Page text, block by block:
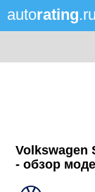
autorating.ru
Volkswagen
- обзор